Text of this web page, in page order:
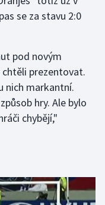
se za stavu 2:0
pod novým
prezentovat.
nich markantní.
hry. Ale bylo
chybějí,"